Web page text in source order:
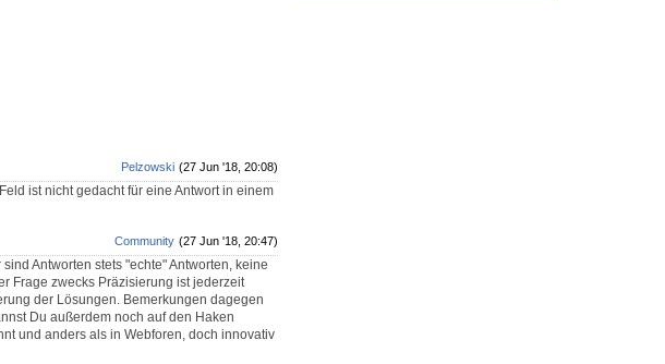
(27 Jun '18, 20:08)
Pelzowski
ist nicht gedacht für eine Antwort in einem
(27 Jun '18, 20:47)
Community
Antworten stets "echte" Antworten, keine
Frage zwecks Präzisierung ist jederzeit
der Lösungen. Bemerkungen dagegen
Du außerdem noch auf den Haken
und anders als in Webforen, doch innovativ